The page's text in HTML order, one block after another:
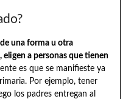
una forma u otra
a personas que tienen
es que se manifieste ya
Por ejemplo, tener
los padres entregan al